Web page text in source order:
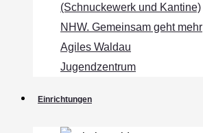
(Schnuckewerk und Kantine)
NHW. Gemeinsam geht mehr
Agiles Waldau
Jugendzentrum
Einrichtungen